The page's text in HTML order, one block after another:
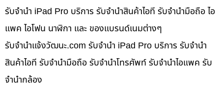
รับจำนำ iPad Pro บริการ รับจำนำสินค้าไอที รับจำนำมือถือ ไอ
แพค ไอโฟน นาฬิกา และ ของแบรนด์เนมต่างๆ
รับจํานําแจ้งวัฒนะ.com รับจำนำ iPad Pro บริการ รับจำนำ
สินค้าไอที รับจำนำมือถือ รับจำนำโทรศัพท์ รับจำนำไอแพค รับ
จำนำกล้อง